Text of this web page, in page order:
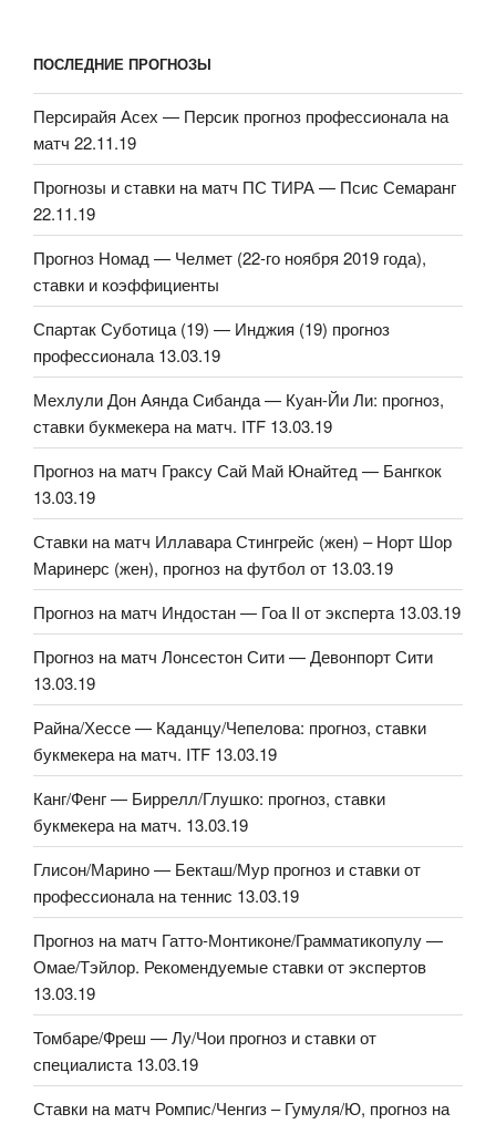
ПОСЛЕДНИЕ ПРОГНОЗЫ
Персирайя Асех — Персик прогноз профессионала на
матч 22.11.19
Прогнозы и ставки на матч ПС ТИРА — Псис Семаранг
22.11.19
Прогноз Номад — Челмет (22-го ноября 2019 года),
ставки и коэффициенты
Спартак Суботица (19) — Инджия (19) прогноз
профессионала 13.03.19
Мехлули Дон Аянда Сибанда — Куан-Йи Ли: прогноз,
ставки букмекера на матч. ITF 13.03.19
Прогноз на матч Граксу Сай Май Юнайтед — Бангкок
13.03.19
Ставки на матч Иллавара Стингрейс (жен) – Норт Шор
Маринерс (жен), прогноз на футбол от 13.03.19
Прогноз на матч Индостан — Гоа II от эксперта 13.03.19
Прогноз на матч Лонсестон Сити — Девонпорт Сити
13.03.19
Райна/Хессе — Каданцу/Чепелова: прогноз, ставки
букмекера на матч. ITF 13.03.19
Канг/Фенг — Биррелл/Глушко: прогноз, ставки
букмекера на матч. 13.03.19
Глисон/Марино — Бекташ/Мур прогноз и ставки от
профессионала на теннис 13.03.19
Прогноз на матч Гатто-Монтиконе/Грамматикопулу —
Омае/Тэйлор. Рекомендуемые ставки от экспертов
13.03.19
Томбаре/Фреш — Лу/Чои прогноз и ставки от
специалиста 13.03.19
Ставки на матч Ромпис/Ченгиз – Гумуля/Ю, прогноз на